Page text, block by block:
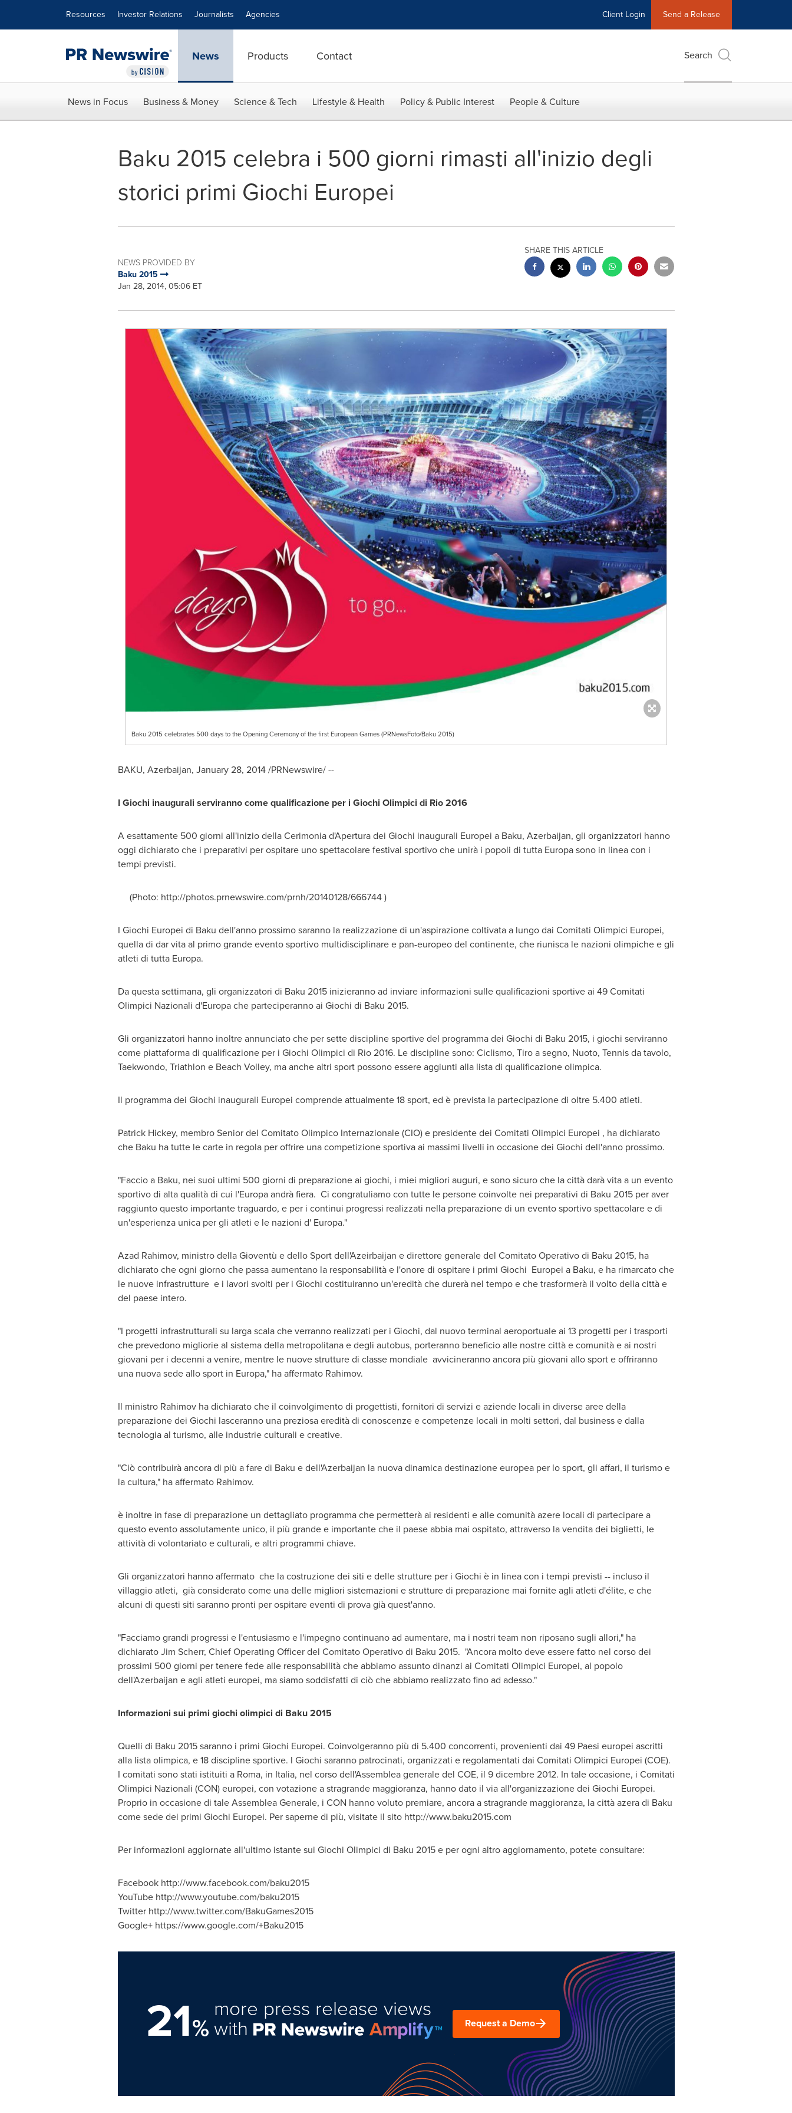
Resources Investor Relations Journalists Agencies Client Login Send a Release
News Products Contact Search
News in Focus Business & Money Science & Tech Lifestyle & Health Policy & Public Interest People & Culture
Baku 2015 celebra i 500 giorni rimasti all'inizio degli
storici primi Giochi Europei
NEWS PROVIDED BY
Baku 2015
Jan 28, 2014, 05:06 ET
SHARE THIS ARTICLE
Baku 2015 celebrates 500 days to the Opening Ceremony of the first European Games (PRNewsFoto/Baku 2015)
BAKU, Azerbaijan, January 28, 2014/PRNewswire/ --
I Giochi inaugurali serviranno come qualificazione per i Giochi Olimpici di Rio 2016
A esattamente 500 giorni all'inizio della Cerimonia d'Apertura dei Giochi inaugurali Europei a Baku, Azerbaijan, gli organizzatori hanno
oggi dichiarato che i preparativi per ospitare uno spettacolare festival sportivo che unirà i popoli di tutta Europa sono in linea con i
tempi previsti.
(Photo: http://photos.prnewswire.com/prnh/20140128/666744 )
I Giochi Europei di Baku dell'anno prossimo saranno la realizzazione di un'aspirazione coltivata a lungo dai Comitati Olimpici Europei,
quella di dar vita al primo grande evento sportivo multidisciplinare e pan-europeo del continente, che riunisca le nazioni olimpiche e gli
atleti di tutta Europa.
Da questa settimana, gli organizzatori di Baku 2015 inizieranno ad inviare informazioni sulle qualificazioni sportive ai 49 Comitati
Olimpici Nazionali d'Europa che parteciperanno ai Giochi di Baku 2015.
Gli organizzatori hanno inoltre annunciato che per sette discipline sportive del programma dei Giochi di Baku 2015, i giochi serviranno
come piattaforma di qualificazione per i Giochi Olimpici di Rio 2016. Le discipline sono: Ciclismo, Tiro a segno, Nuoto, Tennis da tavolo,
Taekwondo, Triathlon e Beach Volley, ma anche altri sport possono essere aggiunti alla lista di qualificazione olimpica.
Il programma dei Giochi inaugurali Europei comprende attualmente 18 sport, ed è prevista la partecipazione di oltre 5.400 atleti.
Patrick Hickey, membro Senior del Comitato Olimpico Internazionale (CIO) e presidente dei Comitati Olimpici Europei , ha dichiarato
che Baku ha tutte le carte in regola per offrire una competizione sportiva ai massimi livelli in occasione dei Giochi dell'anno prossimo.
"Faccio a Baku, nei suoi ultimi 500 giorni di preparazione ai giochi, i miei migliori auguri, e sono sicuro che la città darà vita a un evento
sportivo di alta qualità di cui l'Europa andrà fiera. Ci congratuliamo con tutte le persone coinvolte nei preparativi di Baku 2015 per aver
raggiunto questo importante traguardo, e per i continui progressi realizzati nella preparazione di un evento sportivo spettacolare e di
un'esperienza unica per gli atleti e le nazioni d' Europa."
Azad Rahimov, ministro della Gioventù e dello Sport dell'Azeirbaijan e direttore generale del Comitato Operativo di Baku 2015, ha
dichiarato che ogni giorno che passa aumentano la responsabilità e l'onore di ospitare i primi Giochi Europei a Baku, e ha rimarcato che
le nuove infrastrutture e i lavori svolti per i Giochi costituiranno un'eredità che durerà nel tempo e che trasformerà il volto della città e
del paese intero.
"I progetti infrastrutturali su larga scala che verranno realizzati per i Giochi, dal nuovo terminal aeroportuale ai 13 progetti per i trasporti
che prevedono migliorie al sistema della metropolitana e degli autobus, porteranno beneficio alle nostre città e comunità e ai nostri
giovani per i decenni a venire, mentre le nuove strutture di classe mondiale avvicineranno ancora più giovani allo sport e offriranno
una nuova sede allo sport in Europa," ha affermato Rahimov.
Il ministro Rahimov ha dichiarato che il coinvolgimento di progettisti, fornitori di servizi e aziende locali in diverse aree della
preparazione dei Giochi lasceranno una preziosa eredità di conoscenze e competenze locali in molti settori, dal business e dalla
tecnologia al turismo, alle industrie culturali e creative.
"Ciò contribuirà ancora di più a fare di Baku e dell'Azerbaijan la nuova dinamica destinazione europea per lo sport, gli affari, il turismo e
la cultura," ha affermato Rahimov.
è inoltre in fase di preparazione un dettagliato programma che permetterà ai residenti e alle comunità azere locali di partecipare a
questo evento assolutamente unico, il più grande e importante che il paese abbia mai ospitato, attraverso la vendita dei biglietti, le
attività di volontariato e culturali, e altri programmi chiave.
Gli organizzatori hanno affermato che la costruzione dei siti e delle strutture per i Giochi è in linea con i tempi previsti -- incluso il
villaggio atleti, già considerato come una delle migliori sistemazioni e strutture di preparazione mai fornite agli atleti d'élite, e che
alcuni di questi siti saranno pronti per ospitare eventi di prova già quest'anno.
"Facciamo grandi progressi e l'entusiasmo e l'impegno continuano ad aumentare, ma i nostri team non riposano sugli allori," ha
dichiaratoJim Scherr, Chief Operating Officer del Comitato Operativo di Baku 2015. "Ancora molto deve essere fatto nel corso dei
prossimi 500 giorni per tenere fede alle responsabilità che abbiamo assunto dinanzi ai Comitati Olimpici Europei, al popolo
dell'Azerbaijan e agli atleti europei, ma siamo soddisfatti di ciò che abbiamo realizzato fino ad adesso."
Informazioni sui primi giochi olimpici di Baku2015
Quelli di Baku 2015 saranno i primi Giochi Europei. Coinvolgeranno più di 5.400 concorrenti, provenienti dai 49 Paesi europei ascritti
alla lista olimpica, e 18 discipline sportive. I Giochi saranno patrocinati, organizzati e regolamentati dai Comitati Olimpici Europei (COE).
I comitati sono stati istituiti a Roma, in Italia, nel corso dell'Assemblea generaledel COE, il 9 dicembre 2012. In tale occasione, i Comitati
Olimpici Nazionali (CON) europei, con votazione a stragrande maggioranza, hanno dato il via all'organizzazione dei Giochi Europei.
Proprio in occasione di tale Assemblea Generale, i CON hanno voluto premiare, ancora a stragrande maggioranza, la città azera di Baku
come sede dei primi Giochi Europei. Per saperne di più, visitate il sito http://www.baku2015.com
Per informazioni aggiornate all'ultimo istante sui Giochi Olimpici di Baku 2015 e per ogni altro aggiornamento, potete consultare:
Facebook http://www.facebook.com/baku2015
YouTube http://www.youtube.com/baku2015
Twitter http://www.twitter.com/BakuGames2015
Google+ https://www.google.com/+Baku2015
21%
more press release views
with Request a Demo